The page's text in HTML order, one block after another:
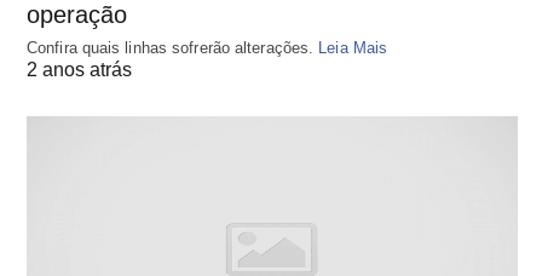
operação
Confira quais linhas sofrerão alterações. Leia Mais
2 anos atrás